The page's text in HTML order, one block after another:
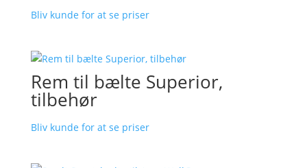
Bliv kunde for at se priser
Rem til bælte Superior,
tilbehør
Bliv kunde for at se priser